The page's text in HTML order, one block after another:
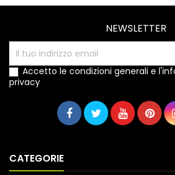
NEWSLETTER
Accetto le condizioni generali e
privacy
CATEGORIE